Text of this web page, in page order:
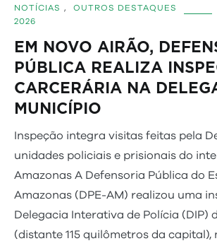
NOTÍCIAS , OUTROS DESTAQUES
2026
EM NOVO AIRÃO,
PÚBLICA REALIZA
CARCERÁRIA NA
MUNICÍPIO
Inspeção integra visitas feitas pela
unidades policiais e prisionais do
Amazonas A Defensoria Pública do
Amazonas (DPE-AM) realizou uma
Delegacia Interativa de Polícia (DIP)
(distante 115 quilômetros da capital),